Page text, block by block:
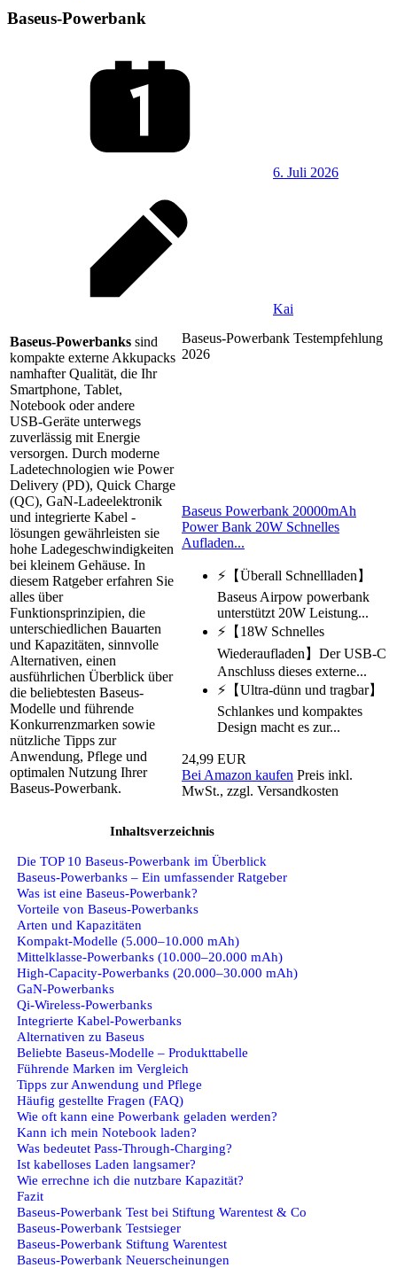
Baseus-Powerbank
6. Juli 2026
Kai
Baseus-Powerbanks sind
kompakte externe Akkupacks
namhafter Qualität, die Ihr
Smartphone, Tablet,
Notebook oder andere
USB‑Geräte unterwegs
zuverlässig mit Energie
versorgen. Durch moderne
Ladetechnologien wie Power
Delivery (PD), Quick Charge
(QC), GaN‑Ladeelektronik
und integrierte Kabel ­
lösungen gewährleisten sie
hohe Ladegeschwindigkeiten
bei kleinem Gehäuse. In
diesem Ratgeber erfahren Sie
alles über
Funktionsprinzipien, die
unterschiedlichen Bauarten
und Kapazitäten, sinnvolle
Alternativen, einen
ausführlichen Überblick über
die beliebtesten Baseus-
Modelle und führende
Konkurrenzmarken sowie
nützliche Tipps zur
Anwendung, Pflege und
optimalen Nutzung Ihrer
Baseus-Powerbank.
Baseus-Powerbank Testempfehlung
2026
Baseus Powerbank 20000mAh
Power Bank 20W Schnelles
Aufladen...
⚡【Überall Schnellladen】
Baseus Airpow powerbank
unterstützt 20W Leistung...
⚡【18W Schnelles
Wiederaufladen】Der USB-C
Anschluss dieses externe...
⚡【Ultra-dünn und tragbar】
Schlankes und kompaktes
Design macht es zur...
24,99 EUR
Bei Amazon kaufen Preis inkl.
MwSt., zzgl. Versandkosten
Inhaltsverzeichnis
Die TOP 10 Baseus-Powerbank im Überblick
Baseus-Powerbanks – Ein umfassender Ratgeber
Was ist eine Baseus‑Powerbank?
Vorteile von Baseus‑Powerbanks
Arten und Kapazitäten
Kompakt‑Modelle (5.000–10.000 mAh)
Mittelklasse‑Powerbanks (10.000–20.000 mAh)
High‑Capacity‑Powerbanks (20.000–30.000 mAh)
GaN‑Powerbanks
Qi‑Wireless‑Powerbanks
Integrierte Kabel‑Powerbanks
Alternativen zu Baseus
Beliebte Baseus‑Modelle – Produkttabelle
Führende Marken im Vergleich
Tipps zur Anwendung und Pflege
Häufig gestellte Fragen (FAQ)
Wie oft kann eine Powerbank geladen werden?
Kann ich mein Notebook laden?
Was bedeutet Pass‑Through‑Charging?
Ist kabelloses Laden langsamer?
Wie errechne ich die nutzbare Kapazität?
Fazit
Baseus-Powerbank Test bei Stiftung Warentest & Co
Baseus-Powerbank Testsieger
Baseus-Powerbank Stiftung Warentest
Baseus-Powerbank Neuerscheinungen